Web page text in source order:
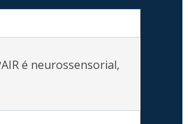
é neurossensorial,